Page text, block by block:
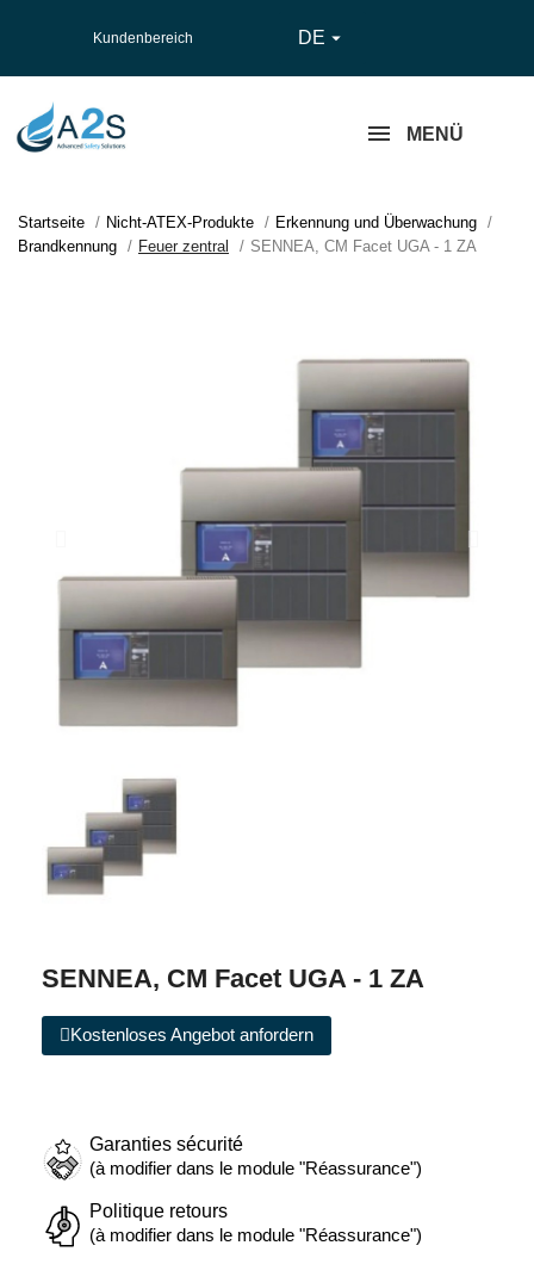
Kundenbereich DE 
MENÜ
Startseite Nicht-ATEX-Produkte
Erkennung und Überwachung
Brandkennung
Feuer zentral SENNEA, CM Facet UGA - 1 ZA
SENNEA, CM Facet UGA - 1 ZA
Kostenloses Angebot anfordern
Garanties sécurité
(à modifier dans le module "Réassurance")
Politique retours
(à modifier dans le module "Réassurance")